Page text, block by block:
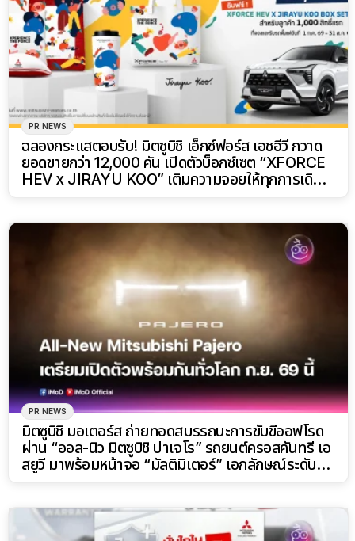
PR NEWS
ฉลองกระแสตอบรับ! มิตซูบิชิ เอ็กซ์ฟอร์ส เอชอีวี กวาด
ยอดขายกว่า 12,000 คัน เปิดตัวบ็อกซ์เซต “XFORCE
HEV x JIRAYU KOO” เติมความจอยให้ทุกการเดิน
PR NEWS
มิตซูบิชิ มอเตอร์ส ถ่ายทอดสมรรถนะการขับขี่ออฟโรด
ผ่าน “ออล-นิว มิตซูบิชิ ปาเจโร” รถยนต์ครอสคันทรี เอ
สยูวี มาพร้อมหน้าจอ “มัลติมิเตอร์” เอกลักษณ์ระดับ